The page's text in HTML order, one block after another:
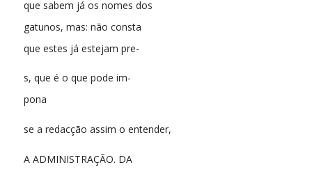
que sabem já os nomes dos
gatunos, mas: não consta
que estes já estejam pre-
s, que é o que pode im-
pona
se a redacção assim o entender,
A ADMINISTRAÇÃO. DA